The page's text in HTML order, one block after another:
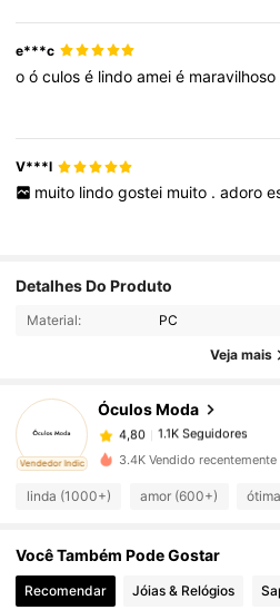
e***c
oóculosé lindoameié maravilhoso
V***l
muito lindo gostei muito . adoro
Detalhes Do Produto
Material: PC
Veja mais
Vendedor Indicado
Óculos Moda
4,80 1.1K Seguidores
1.1K Seguidores
4,80
1.1K Seguidores
d***p
pago1 dia atrás
1.1K Seguidores
4,80 1.1K Seguidores
3.4K Vendido recentemente
linda (1000+) amor (600+)
Você Também Pode Gostar
Recomendar Jóias & Relógios